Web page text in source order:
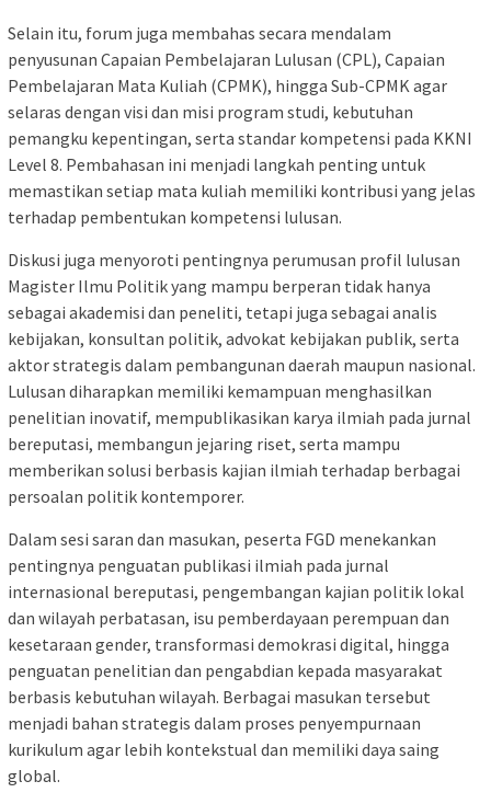
Selain itu, forum juga membahas secara mendalam
penyusunan Capaian Pembelajaran Lulusan (CPL), Capaian
Pembelajaran Mata Kuliah (CPMK), hingga Sub-CPMK agar
selaras dengan visi dan misi program studi, kebutuhan
pemangku kepentingan, serta standar kompetensi pada KKNI
Level 8. Pembahasan ini menjadi langkah penting untuk
memastikan setiap mata kuliah memiliki kontribusi yang jelas
terhadap pembentukan kompetensi lulusan.
Diskusi juga menyoroti pentingnya perumusan profil lulusan
Magister Ilmu Politik yang mampu berperan tidak hanya
sebagai akademisi dan peneliti, tetapi juga sebagai analis
kebijakan, konsultan politik, advokat kebijakan publik, serta
aktor strategis dalam pembangunan daerah maupun nasional.
Lulusan diharapkan memiliki kemampuan menghasilkan
penelitian inovatif, mempublikasikan karya ilmiah pada jurnal
bereputasi, membangun jejaring riset, serta mampu
memberikan solusi berbasis kajian ilmiah terhadap berbagai
persoalan politik kontemporer.
Dalam sesi saran dan masukan, peserta FGD menekankan
pentingnya penguatan publikasi ilmiah pada jurnal
internasional bereputasi, pengembangan kajian politik lokal
dan wilayah perbatasan, isu pemberdayaan perempuan dan
kesetaraan gender, transformasi demokrasi digital, hingga
penguatan penelitian dan pengabdian kepada masyarakat
berbasis kebutuhan wilayah. Berbagai masukan tersebut
menjadi bahan strategis dalam proses penyempurnaan
kurikulum agar lebih kontekstual dan memiliki daya saing
global.